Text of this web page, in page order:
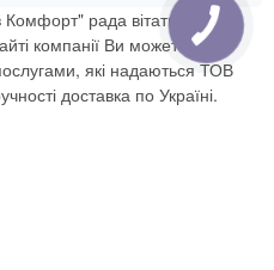
Комфорт" рада вітати Вас в
компанії Ви можете
які надаються ТОВ
доставка по Україні.